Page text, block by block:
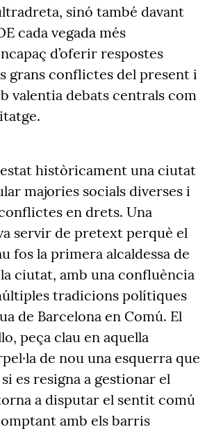
sinó també davant
cada vegada més
d’oferir respostes
grans conflictes del present i
valentia debats centrals com
estat històricament una ciutat
majories socials diverses i
en drets. Una
servir de pretext perquè el
fos la primera alcaldessa de
ciutat, amb una confluència
tradicions polítiques
de Barcelona en Comú. El
, peça clau en aquella
de nou una esquerra que
es resigna a gestionar el
a disputar el sentit comú
amb els barris